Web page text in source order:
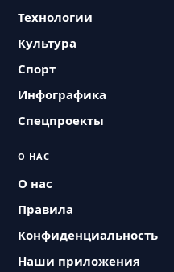
Технологии
Культура
Спорт
Инфографика
Спецпроекты
О НАС
О нас
Правила
Конфиденциальность
Наши приложения